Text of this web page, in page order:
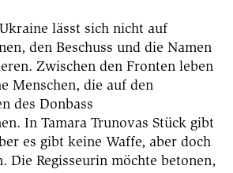
lässt sich nicht auf
den Beschuss und die Namen
Zwischen den Fronten leben
Menschen, die auf den
des Donbass
In Tamara Trunovas Stück gibt
es gibt keine Waffe, aber doch
Die Regisseurin möchte betonen,